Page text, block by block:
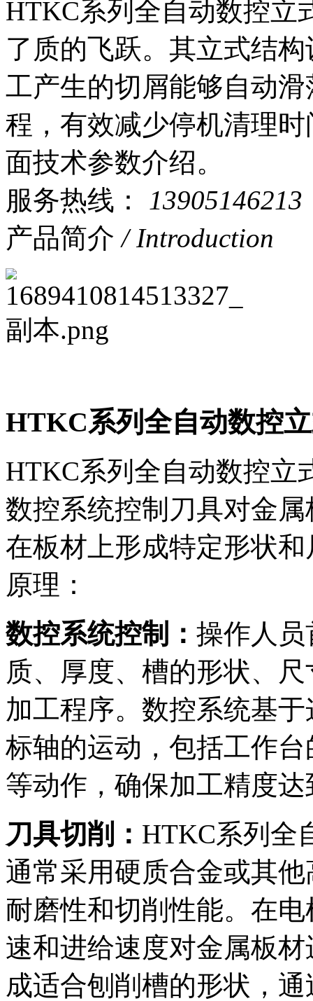
HTKC系列全自动数控立
了质的飞跃。其立式结
工产生的切屑能够自动
程，有效减少停机清理
面技术参数介绍。
服务热线：
13905146213
产品简介 / Introduction
HTKC系列全自动数控
HTKC系列全自动数控立
数控系统控制刀具对金
在板材上形成特定形状
原理：
数控系统控制： 操作人
质、厚度、槽的形状、
加工程序。数控系统基
标轴的运动，包括工作
等动作，确保加工精度
刀具切削： HTKC系列全
通常采用硬质合金或其
耐磨性和切削性能。在
速和进给速度对金属板
成适合刨削槽的形状，